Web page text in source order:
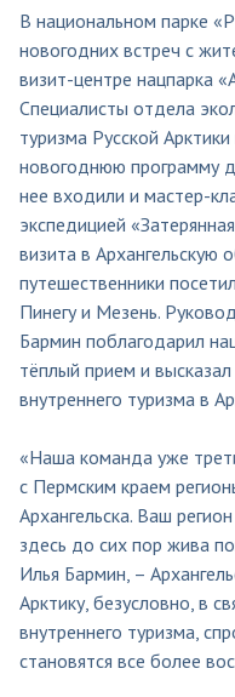
В национальном парке
новогодних встреч с
визит-центре нацпарка
Специалисты отдела
туризма Русской
новогоднюю программу
нее входили и мастер-
экспедицией
визита в Архангельскую
путешественники
Пинегу и Мезень.
Бармин поблагодарил
тёплый прием и
внутреннего туризма в
«Наша команда уже
с Пермским краем
Архангельска. Ваш
здесь до сих пор жива
Илья Бармин, –
Арктику, безусловно, в
внутреннего туризма,
становятся все более